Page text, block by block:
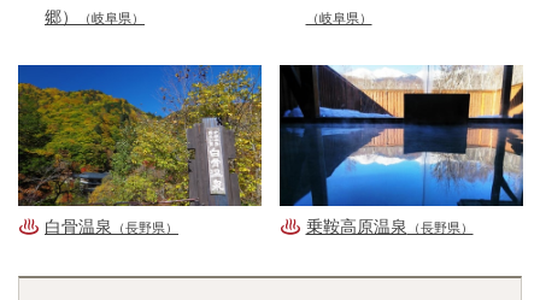
郷）
（岐阜県） （岐阜県）
白骨温泉 （長野県） 乗鞍高原温泉 （長野県）